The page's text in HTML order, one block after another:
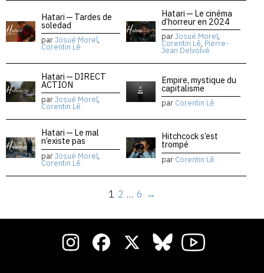
Hatari — Tardes de
soledad
parJosué Morel,
Corentin Lê
Hatari — Le cinéma
d’horreur en 2024
parJosué Morel,
Corentin Lê, Pierre-
Jean Delvolvé
Hatari — DIRECT
ACTION
parJosué Morel,
Corentin Lê
Empire, mystique du
capitalisme
par Corentin Lê
Hatari — Le mal
n’existe pas
parJosué Morel,
Corentin Lê
Hitchcock s’est
trompé
par Corentin Lê
1 2 … 6 →